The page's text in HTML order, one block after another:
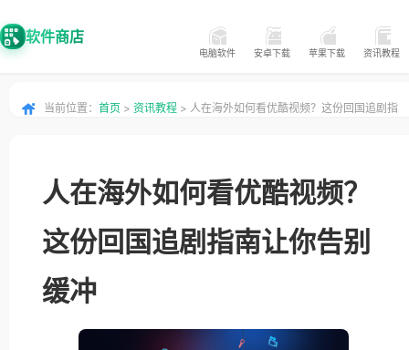
软件商店
电脑软件 安卓下载 苹果下载 资讯教程
当前位置： 首页 > 资讯教程 > 人在海外如何看优酷视频？这份回国追剧指
人在海外如何看优酷视频？
这份回国追剧指南让你告别
缓冲